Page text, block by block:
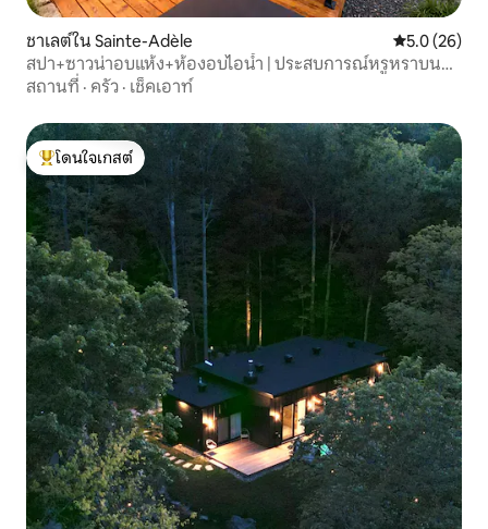
ชาเลต์ใน Sainte-Adèle คะแนนเฉลี่ย
5.0 (26)
สปา+ซาวน่าอบแห้ง+ห้องอบไอน้ำ | ประสบการณ์หรูหราบน
ภูเขา
สถานที่ · ครัว · เช็คเอาท์
โดนใจเกสต์ที่สุด
โดนใจเกสต์